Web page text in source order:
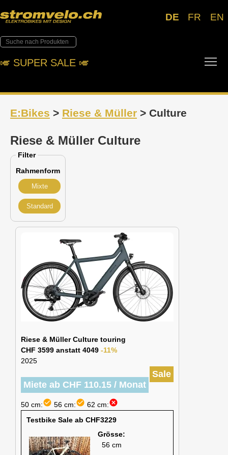
DE FR EN
🎺︎ SUPER SALE 🎺︎
E:Bikes > Riese & Müller > Culture
Riese & Müller Culture
Filter
Rahmenform
Mixte
Standard
Riese & Müller Culture touring
CHF 3599 anstatt 4049 -11%
2025
Sale
Miete ab CHF 110.15 / Monat
50 cm:check_circle 56 cm:check_circle 62 cm:cancel
Testbike Sale ab CHF3229
Grösse:
56 cm